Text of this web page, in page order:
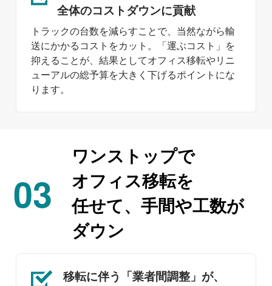
全体のコストダウンに貢献
トラックの台数を減らすことで、当然ながら輸
送にかかるコストをカット。「運ぶコスト」を
抑えることが、結果としてオフィス移転やリニ
ューアルの総予算を大きく下げるポイントにな
ります。
03
ワンストップで
オフィス移転を
任せて、手間や工数が
ダウン
移転に伴う
「業者間調整」が、